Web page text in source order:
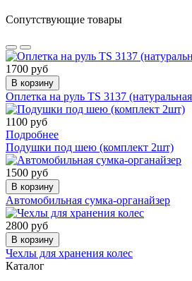
Сопутствующие товары
1700 руб
В корзину
Оплетка на руль TS 3137
1100 руб
Подробнее
Подушки под шею (комплект 2шт)
1500 руб
В корзину
Автомобильная сумка-органайзер
2800 руб
В корзину
Чехлы для хранения колес
Каталог